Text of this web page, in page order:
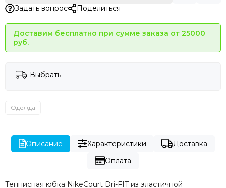
Задать вопрос Поделиться
Доставим бесплатно при сумме заказа от 25000
руб.
Выбрать
Одежда
Описание Характеристики
Доставка
Оплата
Теннисная юбка NikeCourt Dri-FIT из эластичной